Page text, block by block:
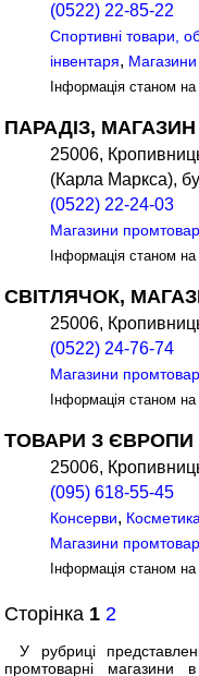
(0522) 22-85-22
Спортивні товари,
інвентаря,
Інформація
ПАРАДІЗ, МАГАЗИН
25006,
(Карла Маркса),
(0522) 22-24-03
Магазини
Інформація
СВІТЛЯЧОК,
25006,
(0522) 24-76-74
Магазини
Інформація
ТОВАРИ З ЄВРОПИ
25006,
(095) 618-55-45
Консерви,
Магазини
Інформація
Сторінка 12
У рубриці
промтоварні магазини